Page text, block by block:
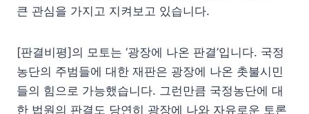
큰 관심을 가지고 지켜보고 있습니다.
[판결비평]의 모토는 ‘광장에 나온 판결’입니다. 국정
농단의 주범들에 대한 재판은 광장에 나온 촛불시민
들의 힘으로 가능했습니다. 그런만큼 국정농단에 대
한 법원의 판결도 당연히 광장에 나와 자유로운 토론